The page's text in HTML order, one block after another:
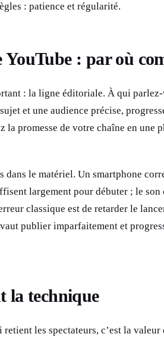
: patience et régularité.
YouTube : par où
: la ligne éditoriale. À qui
et une audience précise,
la promesse de votre chaîne en une
dans le matériel. Un smartphone
largement pour débuter ; le son
classique est de retarder le
publier imparfaitement et
la technique
les spectateurs, c’est la valeur